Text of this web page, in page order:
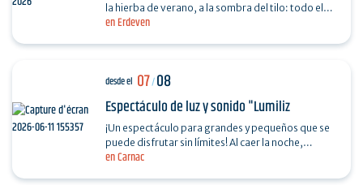
en Erdeven
la hierba de verano, a la sombra del tilo: todo el
mundo está listo para escuchar las historias
en Carnac
desde el 07/08
Espectáculo de luz y sonido "Lumiliz
¡Un espectáculo para grandes y pequeños que se
puede disfrutar sin límites! Al caer la noche,
descubre un espectáculo de proyecciones